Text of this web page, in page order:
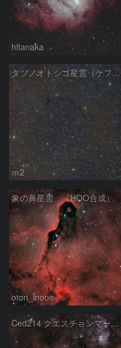
hltanaka
タツノオトシゴ星雲（ケフェウス座）
ｍ2
象の鼻星雲 （HOO合成）
oton_inoue
Ced214 クエスチョンマーク星雲の“心臓部”